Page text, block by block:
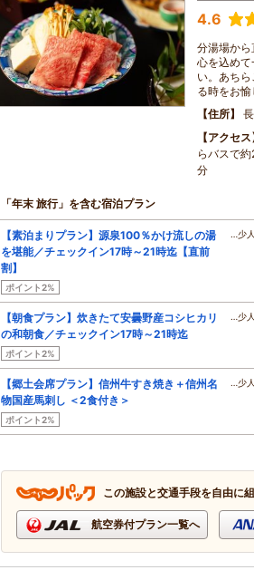
4.6
分湯場か
心を込め
い。あち
る時をお愉
住所
アクセス
らバスで
分
「年末 旅行」を含む宿泊プラン
【素泊まりプラン】源泉100％かけ流しの湯
を堪能／チェックイン17時～21時迄【直前
割】
ポイント2%
…少
【朝食プラン】炊きたて安曇野産コシヒカリ
の和朝食／チェックイン17時～21時迄
ポイント2%
…少
【郷土会席プラン】信州牛すき焼き＋信州名
物国産馬刺し ＜2食付き＞
ポイント2%
…少
この施設と交通手段を自由に
航空券付プラン一覧へ